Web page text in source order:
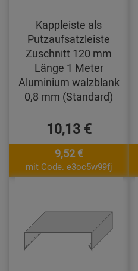
Kappleiste als
Putzaufsatzleiste
Zuschnitt 120 mm
Länge 1 Meter
Aluminium walzblank
0,8 mm (Standard)
10,13 €
9,52 €
mit Code: e3oc5w99fj